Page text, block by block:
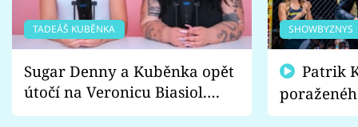
TADEÁŠ KUBĚNKA
Sugar Denny a Kuběnka opět
útočí na Veronicu Biasiol.
Proč je podle nich falešná a
SHOWBYZNYS
fanoušci